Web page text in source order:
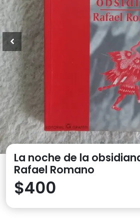
La noche de la
Rafael Romano
$400